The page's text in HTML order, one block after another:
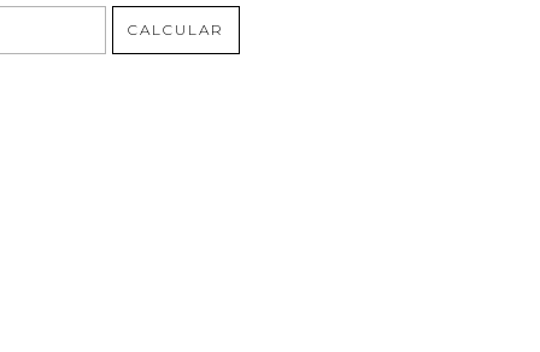
CALCULAR